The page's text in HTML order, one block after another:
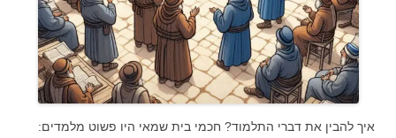
איך להבין את דברי התלמוד? חכמי בית שמאי היו פשוט מלמדים: